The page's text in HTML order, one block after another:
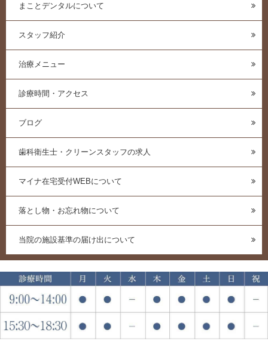
まことデンタルについて
スタッフ紹介
治療メニュー
診療時間・アクセス
ブログ
歯科衛生士・クリーンスタッフの求人
マイナ在宅受付WEBについて
落とし物・お忘れ物について
当院の施設基準の届け出について